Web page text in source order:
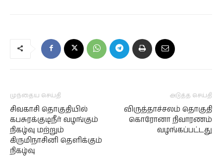
முந்தைய செய்தி
சிவகாசி தொகுதியில்
கபசுரக்குடிநீர் வழங்கும்
நிகழ்வு மற்றும்
கிருமிநாசினி தெளிக்கும்
நிகழ்வு
அடுத்த செய்தி
விருத்தாச்சலம் தொகுதி
கொரோனா நிவாரணம்
வழங்கப்பட்டது